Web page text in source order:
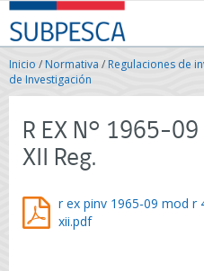
Contenido
principal
SUBPESCA
-
Subsecretaría
de
Pesca
Acuicultura
-
Gobierno
Chile
Inicio /Normativa / Regulaciones de
de Investigación
R EX N° 1965-
XII Reg.
r ex pinv 1965-09 mod r
xii.pdf